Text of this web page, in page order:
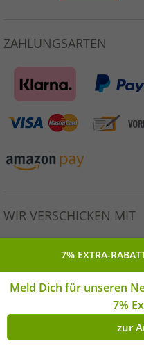
ZAHLUNGSARTEN
WIR VERSCHICKEN MIT
Alle Preise inkl.
Preisempfehlung des
Outlet46.de GmbH Alle
7% EXTRA-
Meld Dich für unseren
7%
zur